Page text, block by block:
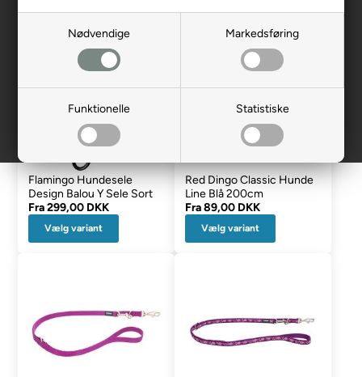
Nødvendige Markedsføring
Funktionelle Statistiske
Flamingo Hundesele
Design Balou Y Sele Sort
Fra299,00 DKK
Vælg variant
Red Dingo Classic Hunde
Line Blå 200cm
Fra89,00 DKK
Vælg variant